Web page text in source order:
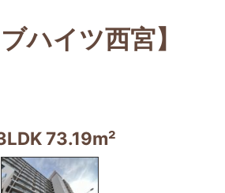
ハイツ西宮】
73.19m²